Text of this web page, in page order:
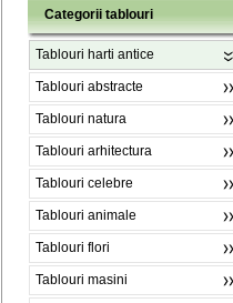
Categorii tablouri
Tablouri harti antice
Tablouri abstracte
Tablouri natura
Tablouri arhitectura
Tablouri celebre
Tablouri animale
Tablouri flori
Tablouri masini